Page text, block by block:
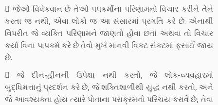
 જેઓ વિવેકવાન છે તેઓ પપકર્મોના પરિણામનો વિચાર કરીને તેને
કરતા જ નથી, એવા લોકો જ આ સંસારમાં પ્રગતિ કરે છે. એનાથી
વિપરીત જે વ્યક્તિ પરિણામને જાણતો હોવા છતાં અથવા તો વિચાર
કર્યા વિના પાપકર્મ કરે છે તેવો મુર્ખ માનવી વિકટ સંકટમાં ફસાઈ જાય
છે.
 જે દીન-હીનની ઉપેક્ષા નથી કરતો, જે લોક-વ્યવહારમાં
બુદ્ધિમત્તાનું પ્રદર્શન કરે છે, જે શક્તિશાળીથી યુદ્ધ નથી કરતો, અને
જે આવશ્યકતા હોય ત્યારે પોતાના પરાક્રમનો પરિચય કરાવે છે, તેવા